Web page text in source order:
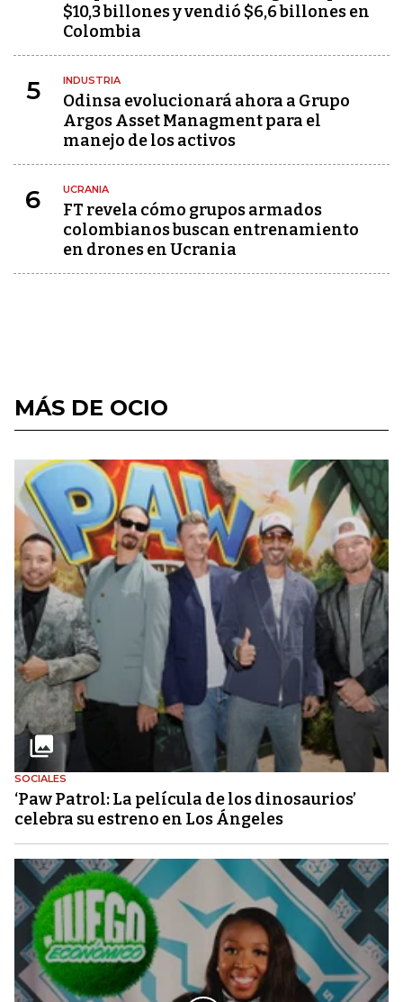
$10,3 billones y vendió $6,6 billones en
Colombia
5 INDUSTRIA
Odinsa evolucionará ahora a Grupo
Argos Asset Managment para el
manejo de los activos
6 UCRANIA
FT revela cómo grupos armados
colombianos buscan entrenamiento
en drones en Ucrania
MÁS DE OCIO
SOCIALES
‘Paw Patrol: La película de los dinosaurios’
celebra su estreno en Los Ángeles